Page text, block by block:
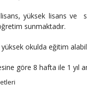
yüksek lisans ve
sunmaktadır.
okulda eğitim
göre 8 hafta ile 1 yıl